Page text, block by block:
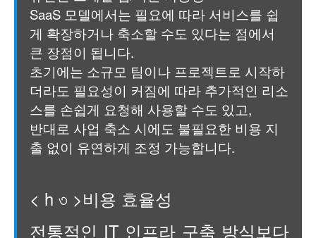
SaaS 모델에서는 필요에 따라 서비스를 쉽
게 확장하거나 축소할 수도 있다는 점에서
큰 장점이 됩니다.
초기에는 소규모 팀이나 프로젝트로 시작하
더라도 필요성이 커짐에 따라 추가적인 리소
스를 손쉽게 요청해 사용할 수도 있고,
반대로 사업 축소 시에도 불필요한 비용 지
출 없이 유연하게 조정 가능합니다.
< h ৩ >비용 효율성
전통적인 IT 인프라 구축 방식보다